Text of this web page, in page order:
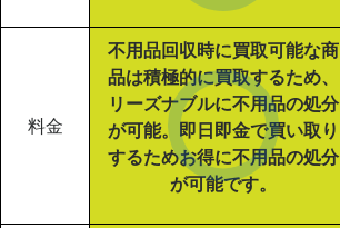
料金
不用品回収時に買取可能な商
品は積極的に買取するため、
リーズナブルに不用品の処分
が可能。即日即金で買い取り
するためお得に不用品の処分
が可能です。